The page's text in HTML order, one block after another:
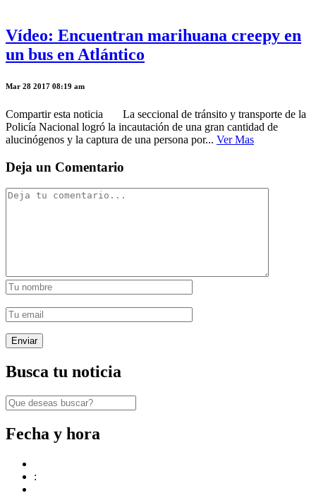
Vídeo: Encuentran marihuana creepy en
un bus en Atlántico
Mar 28 2017 08:19 am
Compartir esta noticia La seccional de tránsito y transporte de la
Policía Nacional logró la incautación de una gran cantidad de
alucinógenos y la captura de una persona por... Ver Mas
Deja un Comentario
Busca tu noticia
Fecha y hora
: